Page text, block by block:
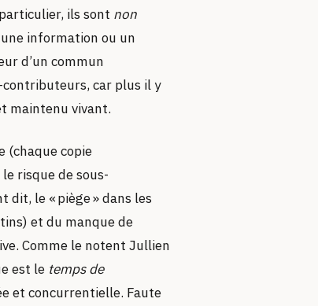
ils sont non
information ou un
d’un commun
car plus il y
maintenu vivant.
(chaque copie
risque de sous-
le « piège » dans les
et du manque de
Comme le notent Jullien
est le temps de
et concurrentielle. Faute